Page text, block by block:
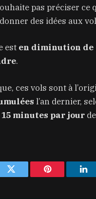
pas préciser ce
des idées aux
est en diminution de
.
ces vols sont à
l’an dernier,
minutes par jour
Twitter Pinterest